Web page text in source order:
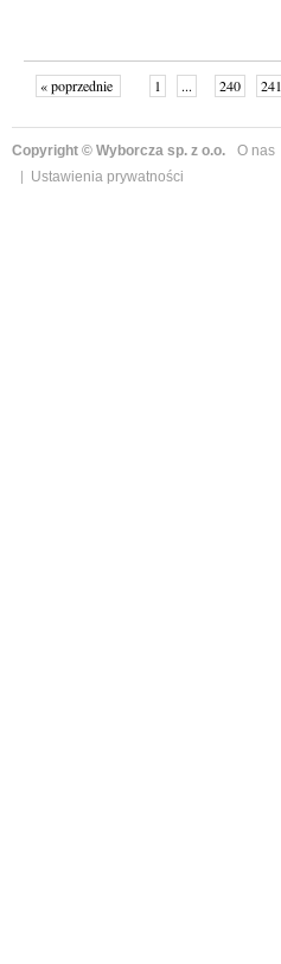
« poprzednie 1 ... 240 241
Copyright © Wyborcza sp. z o.o. O nas
Ustawienia prywatności